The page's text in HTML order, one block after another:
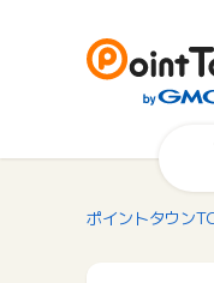
ポイントタウン